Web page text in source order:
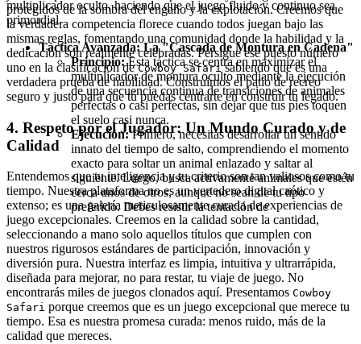
multiplicador oculto, haciendo que el juego fluido y continuo sea
primordial.
Táctica Avanzada: La "Cascada de Montura en Cadena"
Principio:Esta táctica se centra en maximizar el
multiplicador de montura oculto mediante la ejecución
de una secuencia continua de transiciones de animales
perfectas o casi perfectas, sin dejar que tus pies toquen
el suelo casi nunca.
Ejecución:Primero, necesitas desarrollar un sentido
innato del tiempo de salto, comprendiendo el momento
exacto para soltar un animal enlazado y saltar al
siguiente. Luego, busca activamente animales que estén
cerca unos de otros, aunque no sean de tu tipo
preferido. Debes resistir la tentación de
protegidos de la sombra del engaño y la explotación. Creemos que
la verdadera competencia florece cuando todos juegan bajo las
mismas reglas, fomentando una comunidad donde la habilidad y la
dedicación son realmente celebradas. Persigue ese puesto número
uno en la clasificación deCowboy Safarisabiendo que es una
verdadera prueba de habilidad. Construimos el patio de recreo
seguro y justo para que tú puedas centrarte en construir tu legado.
4. Respeto por el Jugador: Un Mundo Curado y de
Calidad
Entendemos que tu inteligencia y tu criterio son tan valiosos como tu
tiempo. Nuestra plataforma no es un vertedero digital caótico y
extenso; es una galería meticulosamente curada de experiencias de
juego excepcionales. Creemos en la calidad sobre la cantidad,
seleccionando a mano solo aquellos títulos que cumplen con
nuestros rigurosos estándares de participación, innovación y
diversión pura. Nuestra interfaz es limpia, intuitiva y ultrarrápida,
diseñada para mejorar, no para restar, tu viaje de juego. No
encontrarás miles de juegos clonados aquí. Presentamos Cowboy
Safari porque creemos que es un juego excepcional que merece tu
tiempo. Esa es nuestra promesa curada: menos ruido, más de la
calidad que mereces.